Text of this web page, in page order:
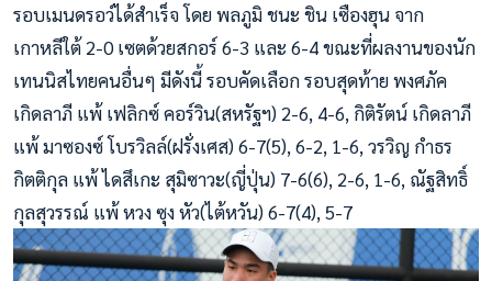
รอบเมนดรอว์ได้สำเร็จ โดย พลภูมิ ชนะ ชิน เซืองฮุน จาก
เกาหลีใต้ 2-0 เซตด้วยสกอร์ 6-3 และ 6-4 ขณะที่ผลงานของนัก
เทนนิสไทยคนอื่นๆ มีดังนี้ รอบคัดเลือก รอบสุดท้าย พงศภัค
เกิดลาภี แพ้ เฟลิกซ์ คอร์วิน(สหรัฐฯ) 2-6, 4-6, กิติรัตน์ เกิดลาภี
แพ้ มาซองซ์ โบรวิลล์(ฝรั่งเศส) 6-7(5), 6-2, 1-6, วรวิญ กำธร
กิตติกุล แพ้ ไดสึเกะ สุมิซาวะ(ญี่ปุ่น) 7-6(6), 2-6, 1-6, ณัฐสิทธิ์
กุลสุวรรณ์ แพ้ หวง ซุง หัว(ไต้หวัน) 6-7(4), 5-7